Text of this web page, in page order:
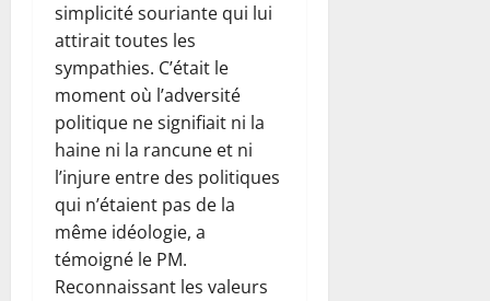
simplicité souriante qui lui
attirait toutes les
sympathies. C’était le
moment où l’adversité
politique ne signifiait ni la
haine ni la rancune et ni
l’injure entre des politiques
qui n’étaient pas de la
même idéologie, a
témoigné le PM.
Reconnaissant les valeurs